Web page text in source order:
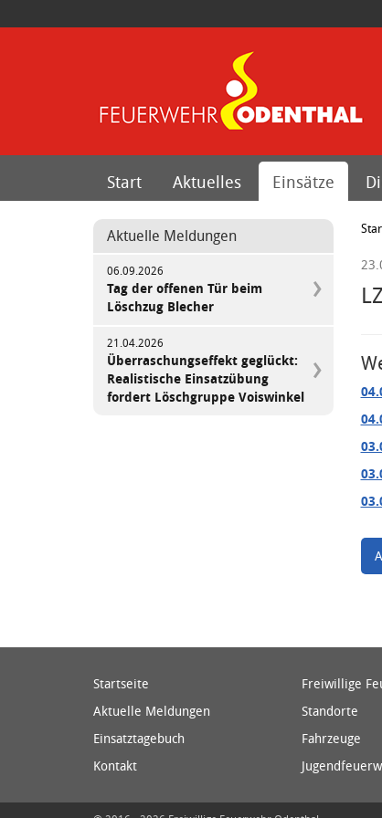
Start Aktuelles Einsätze
Aktuelle Meldungen
06.09.2026
Tag der offenen Tür beim
Löschzug Blecher
21.04.2026
Überraschungseffekt geglückt:
Realistische Einsatzübung
fordert Löschgruppe Voiswinkel
Startseite
Aktuelle Meldungen
Einsatztagebuch
Kontakt
Freiwillige
Standorte
Fahrzeuge